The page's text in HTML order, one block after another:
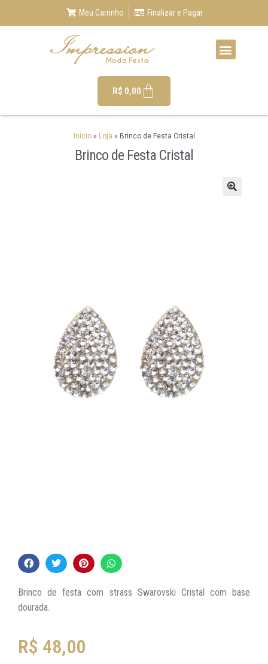
Meu Carrinho Finalizar e Pagar
R$ 0,00
Início» Loja » Brinco de Festa Cristal
Brinco de Festa Cristal
Brinco de festa com strass Swarovski Cristal com base
dourada.
R$ 48,00